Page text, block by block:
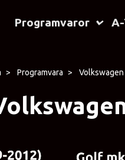
Programvaror
Programvara Volkswagen